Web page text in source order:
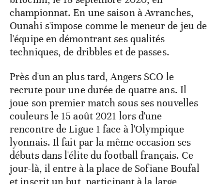
championnat. En une saison à Avranches,
Ounahi s'impose comme le meneur de jeu de
l'équipe en démontrant ses qualités
techniques, de dribbles et de passes.
Près d'un an plus tard, Angers SCO le
recrute pour une durée de quatre ans. Il
joue son premier match sous ses nouvelles
couleurs le 15 août 2021 lors d'une
rencontre de Ligue 1 face à l'Olympique
lyonnais. Il fait par la même occasion ses
débuts dans l'élite du football français. Ce
jour-là, il entre à la place de Sofiane Boufal